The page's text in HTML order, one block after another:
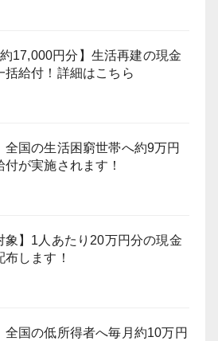
約17,000円分】生活再建の現金
括給付！詳細はこちら
全国の生活困窮世帯へ約9万円
付が実施されます！
象】1人あたり20万円分の現金
布します！
全国の低所得者へ毎月約10万円